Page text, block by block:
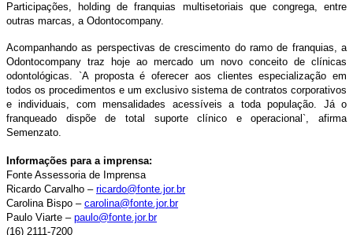
Participações, holding de franquias multisetoriais que congrega, entre
outras marcas, a Odontocompany.
Acompanhando as perspectivas de crescimento do ramo de franquias, a
Odontocompany traz hoje ao mercado um novo conceito de clínicas
odontológicas. `A proposta é oferecer aos clientes especialização em
todos os procedimentos e um exclusivo sistema de contratos corporativos
e individuais, com mensalidades acessíveis a toda população. Já o
franqueado dispõe de total suporte clínico e operacional`, afirma
Semenzato.
Informações para a imprensa:
Fonte Assessoria de Imprensa
Ricardo Carvalho – ricardo@fonte.jor.br
Carolina Bispo – carolina@fonte.jor.br
Paulo Viarte – paulo@fonte.jor.br
(16) 2111-7200